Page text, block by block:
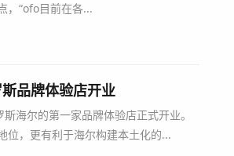
，“ofo目前在各...
品牌体验店开业
海尔的第一家品牌体验店正式开业。
位，更有利于海尔构建本土化的...